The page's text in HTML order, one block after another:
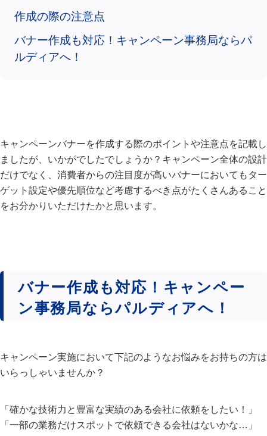
作成の際の注意点
バナー作成も対応！キャンペーン事務局ならパ
ルディアへ！
キャンペーンバナーを作成する際のポイントや注意点を記載し
ましたが、いかがでしたでしょうか？キャンペーン全体の設計
だけでなく、消費者からの注目度が高いバナーにおいてもター
ゲット設定や優先順位など考慮するべき点がたくさんあること
をお分かりいただけたかと思います。
バナー作成も対応！キャンペー
ン事務局ならパルディアへ！
キャンペーン実施において下記のようなお悩みをお持ちの方は
いらっしゃいませんか？
「確かな技術力と豊富な実績のある会社に依頼をしたい！」
「一部の業務だけスポットで依頼できる会社はないかな…」